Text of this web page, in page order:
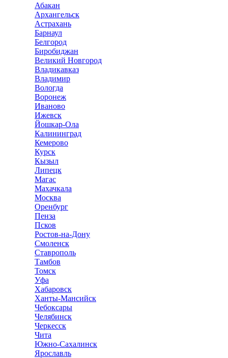
Абакан
Архангельск
Астрахань
Барнаул
Белгород
Биробиджан
Великий Новгород
Владикавказ
Владимир
Вологда
Воронеж
Иваново
Ижевск
Йошкар-Ола
Калининград
Кемерово
Курск
Кызыл
Липецк
Магас
Махачкала
Москва
Оренбург
Пенза
Псков
Ростов-на-Дону
Смоленск
Ставрополь
Тамбов
Томск
Уфа
Хабаровск
Ханты-Мансийск
Чебоксары
Челябинск
Черкесск
Чита
Южно-Сахалинск
Ярославль